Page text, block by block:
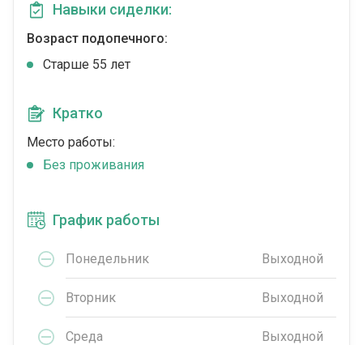
Навыки сиделки:
Возраст подопечного:
Cтарше 55 лет
Кратко
Место работы:
Без проживания
График работы
Понедельник Выходной
Вторник Выходной
Среда Выходной